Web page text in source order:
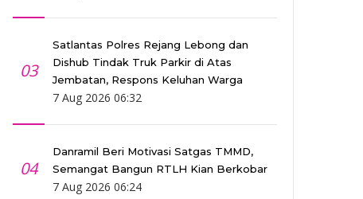
03
Satlantas Polres Rejang Lebong dan
Dishub Tindak Truk Parkir di Atas
Jembatan, Respons Keluhan Warga
7 Aug 2026 06:32
04
Danramil Beri Motivasi Satgas TMMD,
Semangat Bangun RTLH Kian Berkobar
7 Aug 2026 06:24